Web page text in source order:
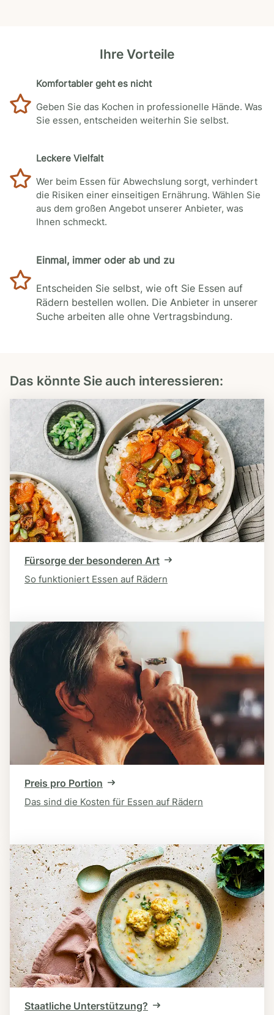
Ihre Vorteile
Komfortabler geht es nicht
Geben Sie das Kochen in professionelle Hände. Was
Sie essen, entscheiden weiterhin Sie selbst.
Leckere Vielfalt
Wer beim Essen für Abwechslung sorgt, verhindert
die Risiken einer einseitigen Ernährung. Wählen Sie
aus dem großen Angebot unserer Anbieter, was
Ihnen schmeckt.
Einmal, immer oder ab und zu
Entscheiden Sie selbst, wie oft Sie Essen auf
Rädern bestellen wollen. Die Anbieter in unserer
Suche arbeiten alle ohne Vertragsbindung.
Das könnte Sie auch interessieren:
Fürsorge der besonderen Art
So funktioniert Essen auf Rädern
Preis pro Portion
Das sind die Kosten für Essen auf Rädern
Staatliche Unterstützung?